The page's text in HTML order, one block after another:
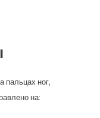
пальцах ног,
на: